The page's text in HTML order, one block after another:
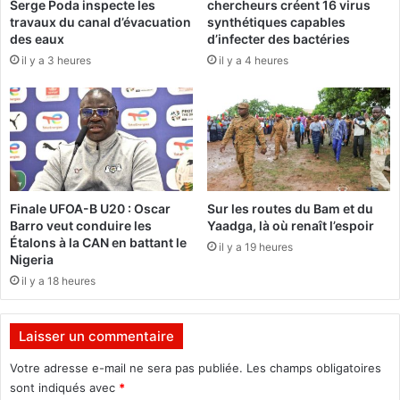
l
e
c
h
m
p
i
o
n
n
a
t
c
y
r
o
t
s
n
o
u
e
l
l
e
s
n
f
r
r
u
c
t
Serge Poda inspecte les
travaux du canal d’évacuation
des eaux
il y a 3 heures
chercheurs créent 16 virus
synthétiques capables
d’infecter des bactéries
il y a 4 heures
Finale UFOA-B U20 : Oscar
Barro veut conduire les
Étalons à la CAN en battant le
Nigeria
il y a 18 heures
Sur les routes du Bam et du
Yaadga, là où renaît l’espoir
il y a 19 heures
Laisser un commentaire
Votre adresse e-mail ne sera pas publiée. Les champs obligatoires
sont indiqués avec *